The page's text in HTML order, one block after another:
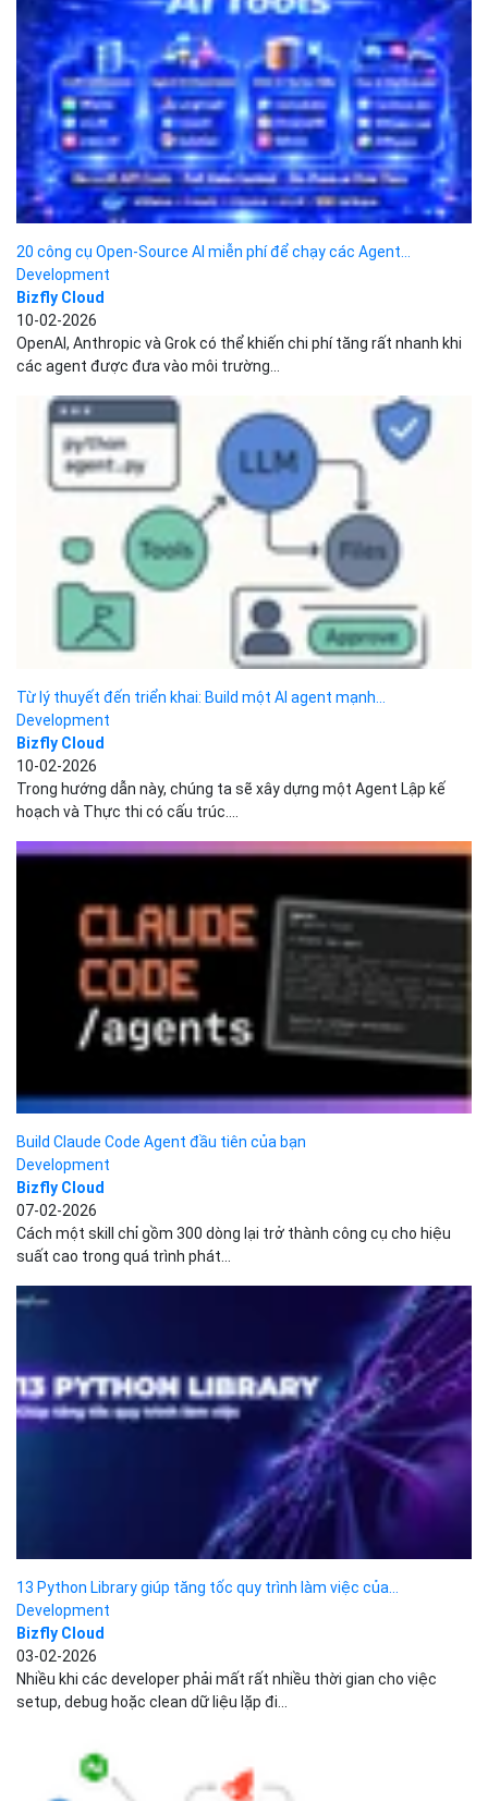
Dịch vụ Cloud Computing
Bizfly Cloud
20-02-2026
Chúng ta sẽ tìm hiểu cách xây dựng hai microservice — một
service publish message và một service consume message...
20 công cụ Open-Source AI miễn phí để chạy các Agent...
Development
Bizfly Cloud
10-02-2026
OpenAI, Anthropic và Grok có thể khiến chi phí tăng rất nhanh khi
các agent được đưa vào môi trường...
Từ lý thuyết đến triển khai: Build một AI agent mạnh...
Development
Bizfly Cloud
10-02-2026
Trong hướng dẫn này, chúng ta sẽ xây dựng một Agent Lập kế
hoạch và Thực thi có cấu trúc....
Build Claude Code Agent đầu tiên của bạn
Development
Bizfly Cloud
07-02-2026
Cách một skill chỉ gồm 300 dòng lại trở thành công cụ cho hiệu
suất cao trong quá trình phát...
13 Python Library giúp tăng tốc quy trình làm việc của...
Development
Bizfly Cloud
Nhiều khi các developer phải mất rất nhiều thời gian cho việc
Prometheus + Grafana trên Kubernetes: Setup monitoring hoàn
chỉnh cho DevOps
Development
Phùng Minh Châu
12-01-2026
Helm, trực quan hóa các chỉ số Kubernetes và xây...
Claude Code 2.0.41–2.0.44: Từ Hooks, Skills đến Permission
Modes (Tất cả...
Development
Bizfly Cloud
Khi chúng ta xây dựng pipeline subagent đầu tiên với Claude
Master Kubernetes Observability: Tăng cường hiệu suất, bảo
mật và tính...
Trong kiến trúc microservices hiện đại, có được khả năng quan
sát toàn diện là một yếu tố cần thiết.
DOM là gì? Tìm hiểu thông tin và thao tác DOM...
Development
Đặng Tùng Lâm
28-11-2025
DOM (Document Object Model) là một mô hình đối tượng tài liệu